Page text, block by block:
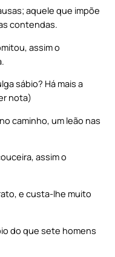
aquele que impõe
contendas.
assim o
sábio? Há mais a
nota)
caminho, um leão nas
assim o
e custa-lhe muito
do que sete homens